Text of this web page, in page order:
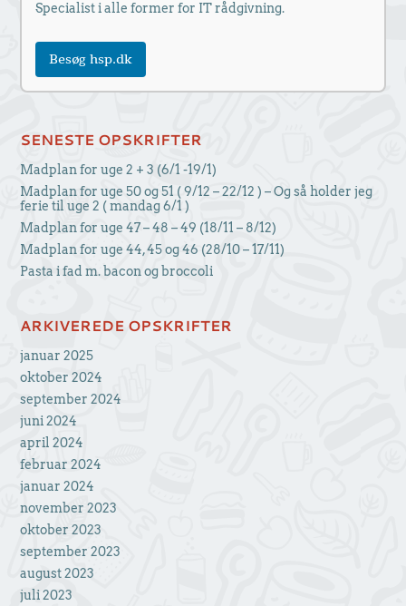
Specialist i alle former for IT rådgivning.
Besøg hsp.dk
SENESTE OPSKRIFTER
Madplan for uge 2 + 3 (6/1 -19/1)
Madplan for uge 50 og 51 ( 9/12 – 22/12 ) – Og så holder jeg
ferie til uge 2 ( mandag 6/1 )
Madplan for uge 47 – 48 – 49 (18/11 – 8/12)
Madplan for uge 44, 45 og 46 (28/10 – 17/11)
Pasta i fad m. bacon og broccoli
ARKIVEREDE OPSKRIFTER
januar 2025
oktober 2024
september 2024
juni 2024
april 2024
februar 2024
januar 2024
november 2023
oktober 2023
september 2023
august 2023
juli 2023